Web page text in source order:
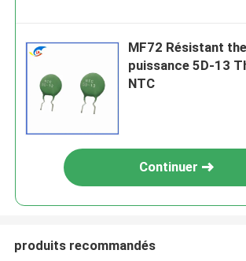
MF72 Résistant
puissance 5D-13
NTC
Continuer
produits recommandés